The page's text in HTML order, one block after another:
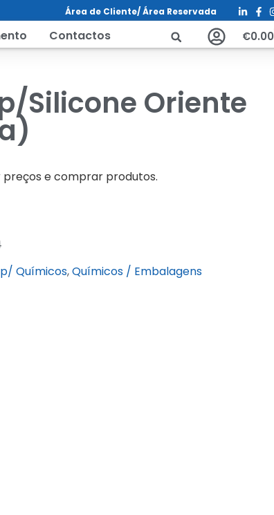
Área de Cliente/ Área Reservada
Contactos €0.00
Silicone Oriente
preços e comprar produtos.
Químicos,Químicos / Embalagens